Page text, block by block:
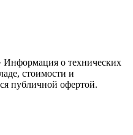
о технических
стоимости и
публичной офертой.